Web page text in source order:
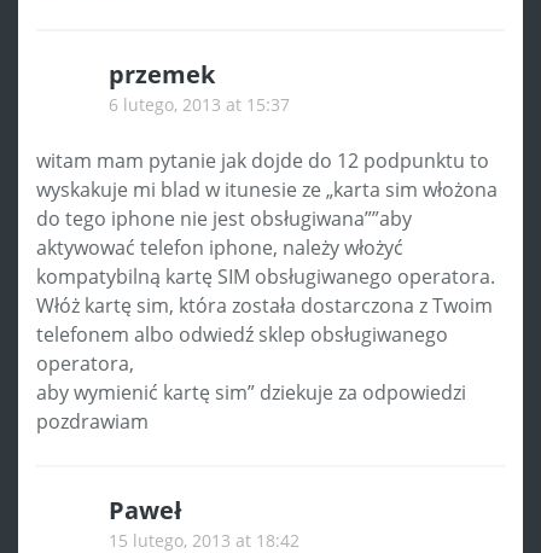
przemek
6 lutego, 2013 at 15:37
witam mam pytanie jak dojde do 12 podpunktu to
wyskakuje mi blad w itunesie ze „karta sim włożona
do tego iphone nie jest obsługiwana””aby
aktywować telefon iphone, należy włożyć
kompatybilną kartę SIM obsługiwanego operatora.
Włóż kartę sim, która została dostarczona z Twoim
telefonem albo odwiedź sklep obsługiwanego
operatora,
aby wymienić kartę sim” dziekuje za odpowiedzi
pozdrawiam
Paweł
15 lutego, 2013 at 18:42